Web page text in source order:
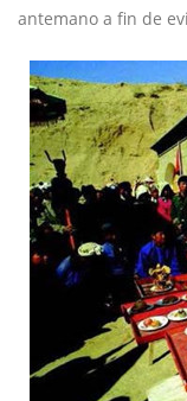
antemano a fin de